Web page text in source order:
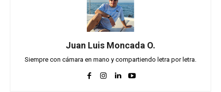
Juan Luis Moncada O.
Siempre con cámara en mano y compartiendo letra por letra.